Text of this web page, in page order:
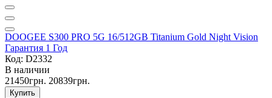
DOOGEE S300 PRO 5G 16/512GB Titanium Gold Night Vision
Гарантия 1 Год
Код: D2332
В наличии
21450грн. 20839грн.
Купить